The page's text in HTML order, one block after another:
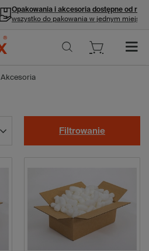
Opakowania i akcesoria dostępne od ręki
wszystko do pakowania w jednym miejscu
Akcesoria
Filtrowanie